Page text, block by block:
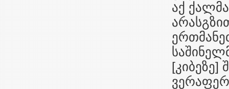
აქ
[კიბეზე]